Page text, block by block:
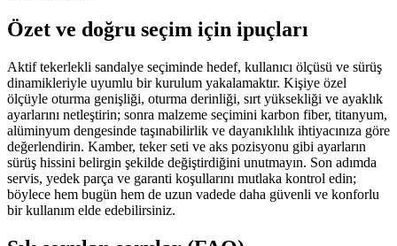
Özet ve doğru seçim için ipuçları
Aktif tekerlekli sandalye seçiminde hedef, kullanıcı ölçüsü ve sürüş
dinamikleriyle uyumlu bir kurulum yakalamaktır. Kişiye özel
ölçüyle oturma genişliği, oturma derinliği, sırt yüksekliği ve ayaklık
ayarlarını netleştirin; sonra malzeme seçimini karbon fiber, titanyum,
alüminyum dengesinde taşınabilirlik ve dayanıklılık ihtiyacınıza göre
değerlendirin. Kamber, teker seti ve aks pozisyonu gibi ayarların
sürüş hissini belirgin şekilde değiştirdiğini unutmayın. Son adımda
servis, yedek parça ve garanti koşullarını mutlaka kontrol edin;
böylece hem bugün hem de uzun vadede daha güvenli ve konforlu
bir kullanım elde edebilirsiniz.